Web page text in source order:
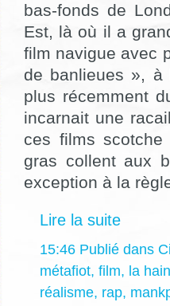
bas-fonds de
Est, là où il a
film navigue avec
de banlieues », à
plus récemment
incarnait une
ces films
gras collent aux
exception à la
Lire la suite
15:46 Publié dans
métafiot, film, la
réalisme, rap,